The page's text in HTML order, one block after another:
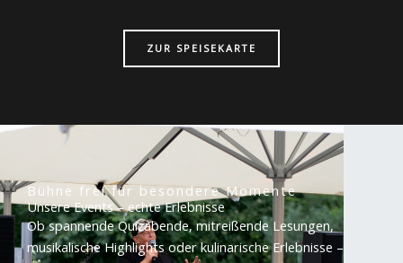
ZUR SPEISEKARTE
Bühne frei für besondere Momente
Unsere Events – echte Erlebnisse
Ob spannende Quizabende, mitreißende Lesungen,
musikalische Highlights oder kulinarische Erlebnisse –